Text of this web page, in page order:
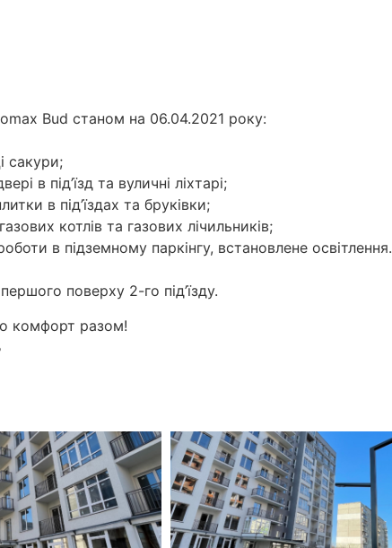
Bud станом на 06.04.2021 року:
сакури;
в під’їзд та вуличні ліхтарі;
в під’їздах та бруківки;
котлів та газових лічильників;
в підземному паркінгу, встановлене освітлення.
поверху 2-го під’їзду.
комфорт разом!